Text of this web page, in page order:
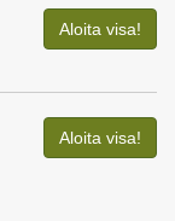
Aloita visa!
Aloita visa!